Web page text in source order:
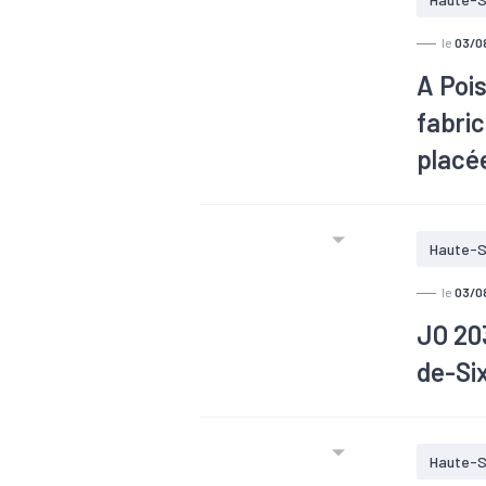
le 03/
A
Haute-
le 03/
JO
de-
Le
Haute-